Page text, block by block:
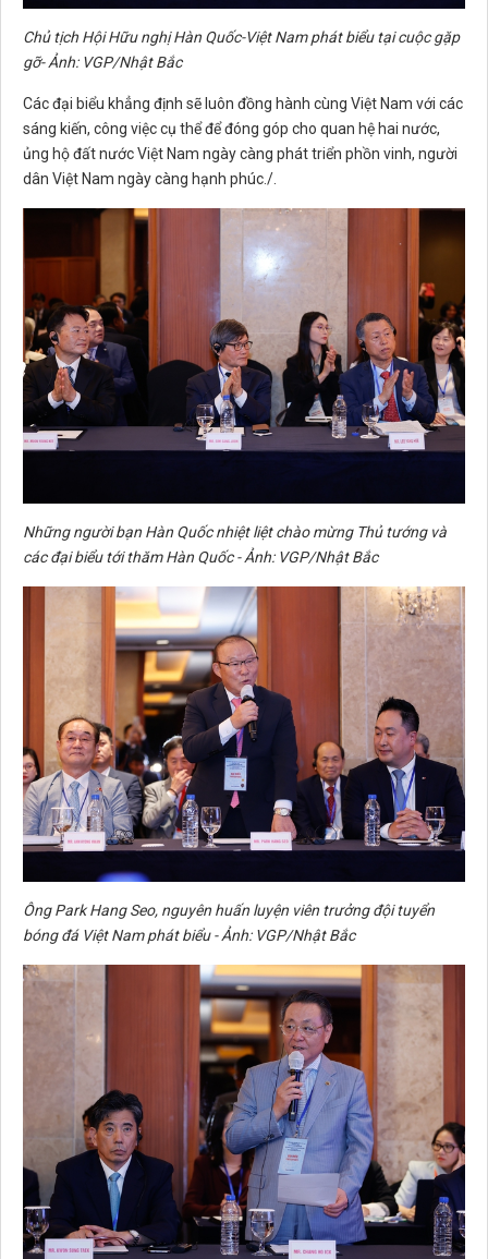
Chủ tịch Hội Hữu nghị Hàn Quốc-Việt Nam phát biểu tại cuộc gặp
gỡ- Ảnh: VGP/Nhật Bắc
Các đại biểu khẳng định sẽ luôn đồng hành cùng Việt Nam với các
sáng kiến, công việc cụ thể để đóng góp cho quan hệ hai nước,
ủng hộ đất nước Việt Nam ngày càng phát triển phồn vinh, người
dân Việt Nam ngày càng hạnh phúc./.
Những người bạn Hàn Quốc nhiệt liệt chào mừng Thủ tướng và
các đại biểu tới thăm Hàn Quốc - Ảnh: VGP/Nhật Bắc
Ông Park Hang Seo, nguyên huấn luyện viên trưởng đội tuyển
bóng đá Việt Nam phát biểu - Ảnh: VGP/Nhật Bắc